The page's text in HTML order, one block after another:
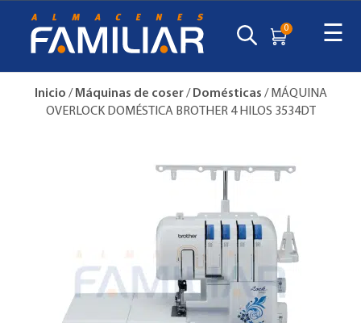
0 ☰
Inicio / Máquinas de coser/ Domésticas / MÁQUINA
OVERLOCK DOMÉSTICA BROTHER 4 HILOS 3534DT